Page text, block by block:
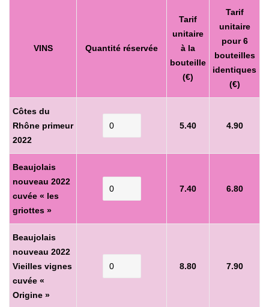
VINS Quantité réservée
Tarif
unitaire
à la
bouteille
(€)
Tarif
unitaire
pour 6
bouteilles
identiques
(€)
Côtes du
Rhône primeur
2022
5.40 4.90
Beaujolais
nouveau 2022
cuvée « les
griottes »
7.40 6.80
Beaujolais
nouveau 2022
Vieilles vignes
cuvée «
Origine »
8.80 7.90